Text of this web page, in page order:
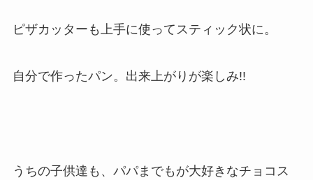
ピザカッターも上手に使ってスティック状に。
自分で作ったパン。出来上がりが楽しみ!!
うちの子供達も、パパまでもが大好きなチョコス